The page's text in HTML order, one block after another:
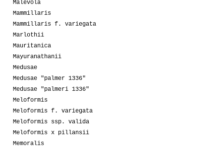
Malevola
Mammillaris
Mammillaris f. variegata
Marlothii
Mauritanica
Mayuranathanii
Medusae
Medusae "palmer 1336"
Medusae "palmeri 1336"
Meloformis
Meloformis f. variegata
Meloformis ssp. valida
Meloformis x pillansii
Memoralis